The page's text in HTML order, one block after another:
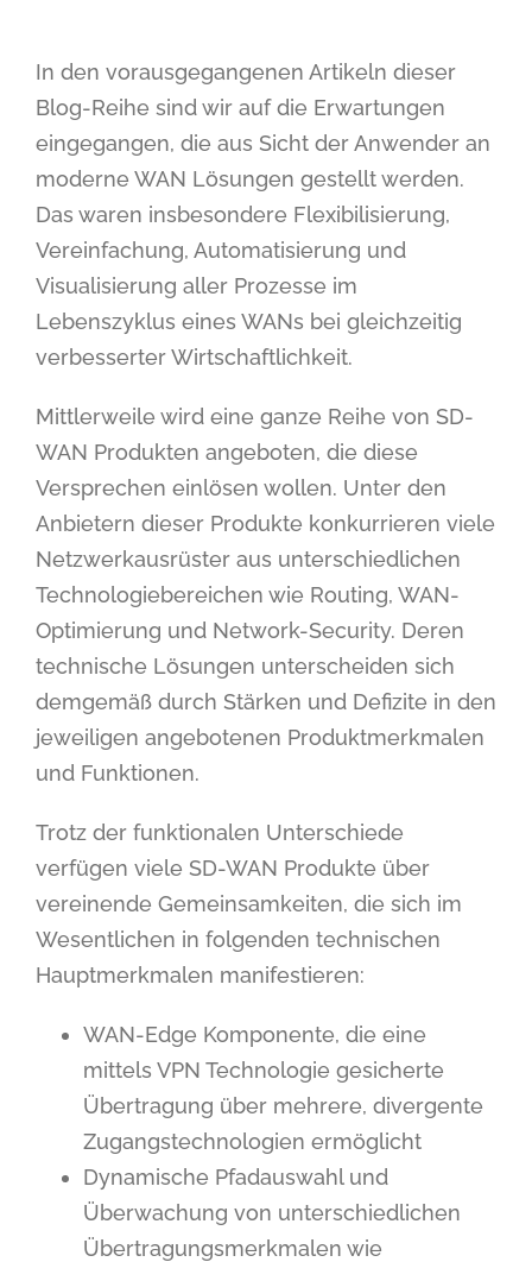
In den vorausgegangenen Artikeln dieser
Blog-Reihe sind wir auf die Erwartungen
eingegangen, die aus Sicht der Anwender an
moderne WAN Lösungen gestellt werden.
Das waren insbesondere Flexibilisierung,
Vereinfachung, Automatisierung und
Visualisierung aller Prozesse im
Lebenszyklus eines WANs bei gleichzeitig
verbesserter Wirtschaftlichkeit.
Mittlerweile wird eine ganze Reihe von SD-
WAN Produkten angeboten, die diese
Versprechen einlösen wollen. Unter den
Anbietern dieser Produkte konkurrieren viele
Netzwerkausrüster aus unterschiedlichen
Technologiebereichen wie Routing, WAN-
Optimierung und Network-Security. Deren
technische Lösungen unterscheiden sich
demgemäß durch Stärken und Defizite in den
jeweiligen angebotenen Produktmerkmalen
und Funktionen.
Trotz der funktionalen Unterschiede
verfügen viele SD-WAN Produkte über
vereinende Gemeinsamkeiten, die sich im
Wesentlichen in folgenden technischen
Hauptmerkmalen manifestieren:
WAN-Edge Komponente, die eine
mittels VPN Technologie gesicherte
Übertragung über mehrere, divergente
Zugangstechnologien ermöglicht
Dynamische Pfadauswahl und
Überwachung von unterschiedlichen
Übertragungsmerkmalen wie